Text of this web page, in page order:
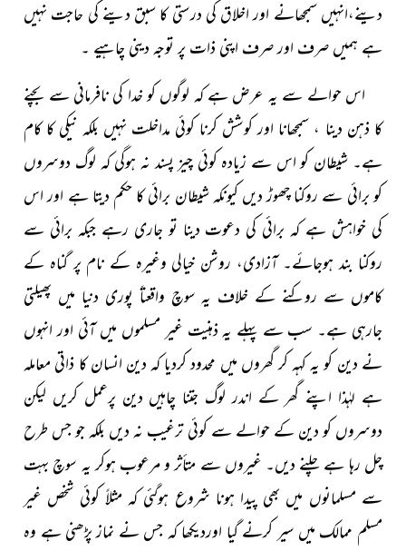
دینے،انہیں سمجھانے اور اخلاق کی درستی کا سبق دینے کی حاجت نہیں
ہے ہمیں صرف اور صرف اپنی ذات پر توجہ دینی چاہیے ۔
اس حوالے سے یہ عرض ہے کہ لوگوں کو خدا کی نافرمانی سے بچنے
کا ذہن دینا ، سمجھانا اور کوشش کرنا کوئی مداخلت نہیں بلکہ نیکی کا کام
ہے۔ شیطان کو اس سے زیادہ کوئی چیز پسند نہ ہوگی کہ لوگ دوسروں
کو برائی سے روکنا چھوڑ دیں کیونکہ شیطان برائی کا حکم دیتا ہے اور اس
کی خواہش ہے کہ برائی کی دعوت دینا تو جاری رہے جبکہ برائی سے
روکنا بند ہوجائے۔ آزادی، روشن خیالی وغیرہ کے نام پر گناہ کے
کاموں سے روکنے کے خلاف یہ سوچ واقعتاً پوری دنیا میں پھیلتی
جارہی ہے۔ سب سے پہلے يہ ذہنیت غیر مسلموں میں آئی اور انہوں
نے دین کو یہ کہہ کر گھروں میں محدود کردیا کہ دین انسان کا ذاتی معاملہ
ہے لہٰذا اپنے گھر کے اندر لوگ جتنا چاہیں دینپرعمل کریں لیکن
دوسروں کو دین کے حوالے سے کوئی ترغیب نہ دیں بلکہ جو جس طرح
چل رہا ہے چلنے دیں۔ غیروں سے متأثر و مرعوب ہوکر یہ سوچ بہت
سے مسلمانوں میں بھی پیدا ہونا شروع ہوگئی کہ مثلاً کوئی شخص غیر
مسلم ممالک میں سیر کرنے گیا اوردیکھا کہ جس نے نماز پڑھنی ہے وہ